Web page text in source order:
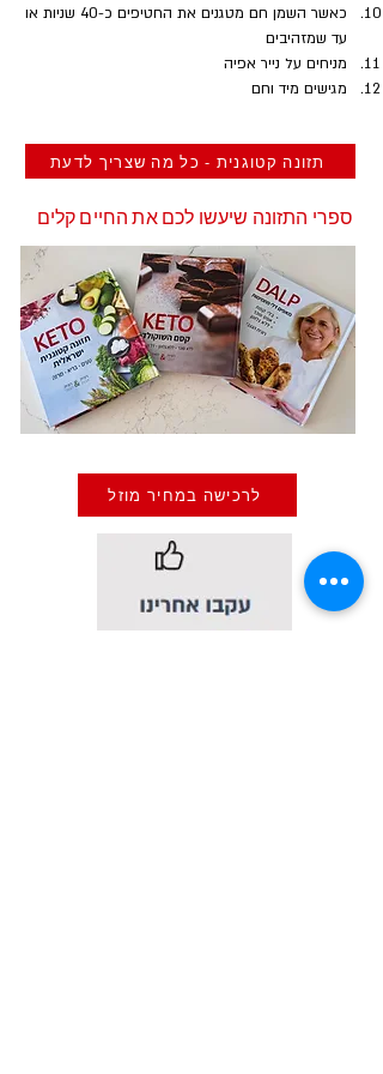
כאשר השמן חם מטגנים את החטיפים כ-40 שניות או
עד שמזהיבים
מניחים על נייר אפיה
מגישים מיד וחם
תזונה קטוגנית - כל מה שצריך לדעת
ספרי התזונה שיעשו לכם את החיים קלים
לרכישה במחיר מוזל